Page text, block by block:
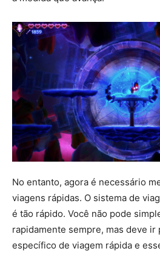
No entanto, agora é necessário
viagens rápidas. O sistema de
é tão rápido. Você não pode
rapidamente sempre, mas deve ir
específico de viagem rápida e